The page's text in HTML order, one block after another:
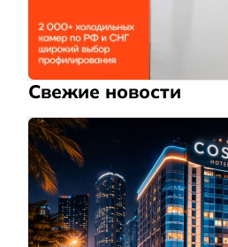
Свежие новости